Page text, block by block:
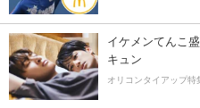
イケメンてんこ
キュン
オリコンタイアップ特